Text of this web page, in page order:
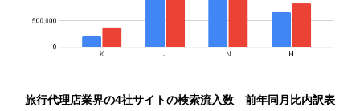
旅行代理店業界の4社サイトの検索流入数 前年同月比内訳表